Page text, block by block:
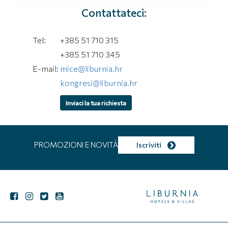
Contattateci:
Tel:
+385 51 710 315
+385 51 710 345
E-mail: mice@liburnia.hr
kongresi@liburnia.hr
Inviaci la tua richiesta
PROMOZIONI E NOVITÀ Iscriviti